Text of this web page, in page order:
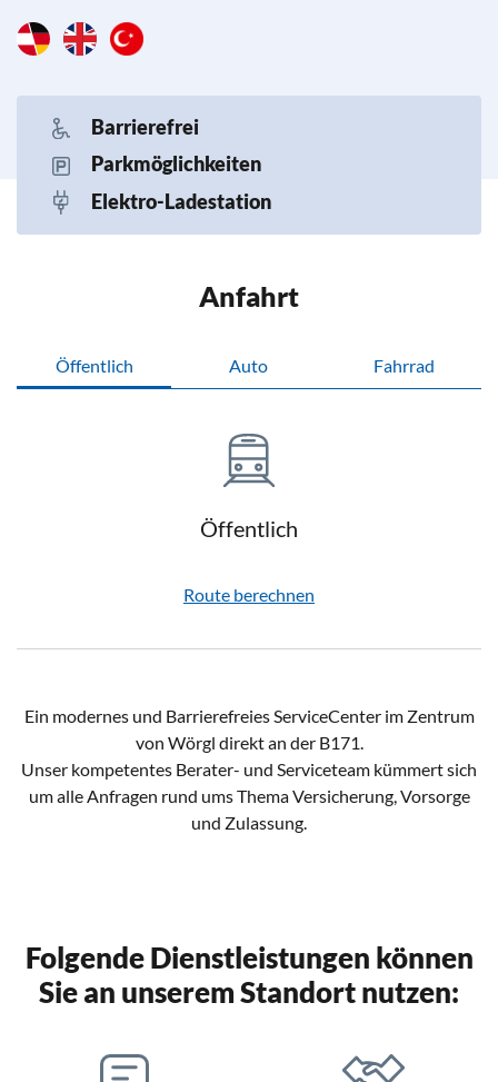
Barrierefrei
Parkmöglichkeiten
Elektro-Ladestation
Anfahrt
Öffentlich Auto Fahrrad
Öffentlich
Route berechnen
Ein modernes und Barrierefreies ServiceCenter im Zentrum
von Wörgl direkt an der B171.
Unser kompetentes Berater- und Serviceteam kümmert sich
um alle Anfragen rund ums Thema Versicherung, Vorsorge
und Zulassung.
Folgende Dienstleistungen können
Sie an unserem Standort nutzen: